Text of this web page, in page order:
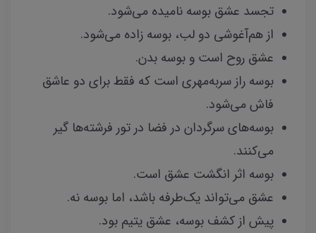
تجسد عشق بوسه نامیده می‌شود.
از هم‌آغوشی دو لب، بوسه زاده می‌شود.
عشق روح است و بوسه بدن.
بوسه راز سربه‌مهری است که فقط برای دو عاشق
فاش می‌شود.
بوسه‌های سرگردان در فضا در تور فرشته‌ها گیر
می‌کنند.
بوسه اثر انگشت عشق است.
عشق می‌تواند یک‌طرفه باشد، اما بوسه نه.
پیش از کشف بوسه، عشق یتیم بود.